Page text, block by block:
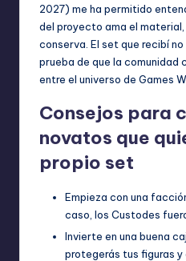
2027) me ha permitido
del proyecto ama el
conserva. El set que recibí
prueba de que la comunidad
entre el universo de Games
Consejos para
novatos que
propio set
Empieza con una
caso, los Custodes
Invierte en una buena
protegerás tus figuras